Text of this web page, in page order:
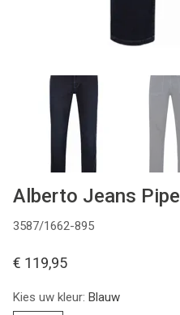
Alberto Jeans Pipe
3587/1662-895
€ 119,95
Kies uw kleur: Blauw